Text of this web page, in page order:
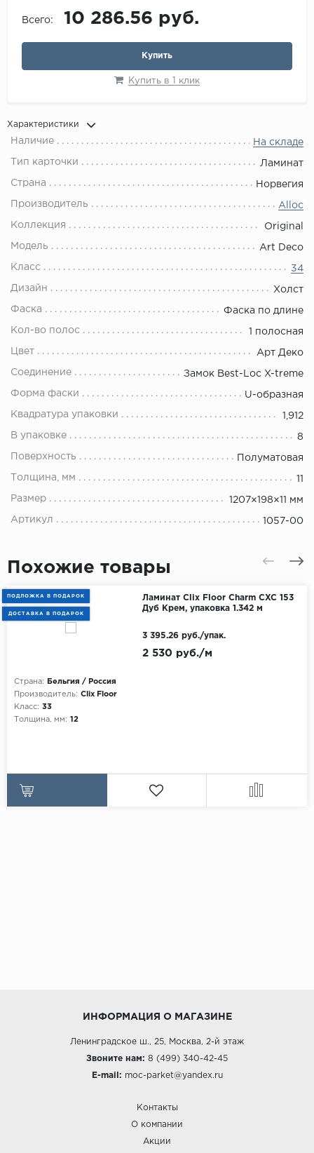
Всего: 10 286.56 руб.
Купить
Купить в 1 клик
Характеристики
Наличие На складе
Тип карточки Ламинат
Страна Норвегия
Производитель Alloc
Коллекция Original
Модель Art Deco
Класс 34
Дизайн Холст
Фаска Фаска по длине
Кол-во полос 1 полосная
Цвет Арт Деко
Соединение Замок Best-Loc X-treme
Форма фаски U-образная
Квадратура упаковки 1,912
В упаковке 8
Поверхность Полуматовая
Толщина, мм
Размер 1207×198×11 мм
Артикул 1057-00
Похожие товары
ПОДЛОЖКА В ПОДАРОК
ДОСТАВКА В ПОДАРОК
Ламинат Clix Floor Charm CXC 153
Дуб Крем, упаковка 1.342 м
Страна:
Бельгия / Россия
Производитель: Clix Floor
Класс: 33
Толщина, мм: 12
2 530 руб./м
3 395.26 руб./упак.
ИНФОРМАЦИЯ О МАГАЗИНЕ
Ленинградское ш., 25, Москва, 2-й этаж
Звоните нам: 8 (499) 340-42-45
E-mail: moc-parket@yandex.ru
Контакты
О компании
Акции